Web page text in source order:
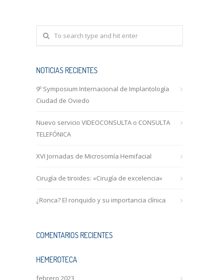
NOTICIAS RECIENTES
9º Symposium Internacional de Implantología
Ciudad de Oviedo
Nuevo servicio VIDEOCONSULTA o CONSULTA
TELEFÓNICA
XVI Jornadas de Microsomía Hemifacial
Cirugía de tiroides: «Cirugía de excelencia»
¿Ronca? El ronquido y su importancia clínica
COMENTARIOS RECIENTES
HEMEROTECA
febrero 2023